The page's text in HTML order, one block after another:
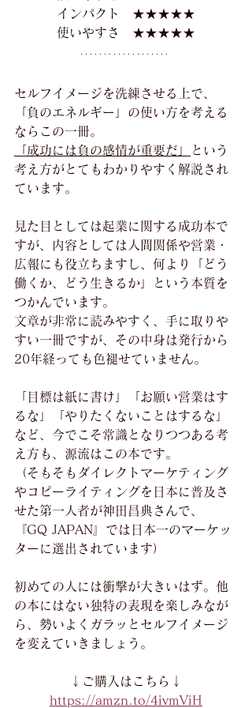
インパクト　★★★★★
使いやすさ　★★★★★
セルフイメージを洗練させる上で、
「負のエネルギー」の使い方を考える
ならこの一冊。
「成功には負の感情が重要だ」
という
考え方がとてもわかりやすく解説され
ています。
見た目としては起業に関する成功本で
すが、内容としては人間関係や営業・
広報にも役立ちますし、何より「どう
働くか、どう生きるか」という本質を
つかんでいます。
文章が非常に読みやすく、手に取りや
すい一冊ですが、その中身は発行から
20年経っても色褪せていません。
「目標は紙に書け」「お願い営業はす
るな」「やりたくないことはするな」
など、今でこそ常識となりつつある考
え方も、源流はこの本です。
（そもそもダイレクトマーケティング
やコピーライティングを日本に普及さ
せた第一人者が神田昌典さんで、
『GQ JAPAN』では日本一のマーケッ
ターに選出されています）
初めての人には衝撃が大きいはず。他
の本にはない独特の表現を楽しみなが
ら、勢いよくガラッとセルフイメージ
を変えていきましょう。
↓ご購入はこちら↓
https://amzn.to/4ivmViH